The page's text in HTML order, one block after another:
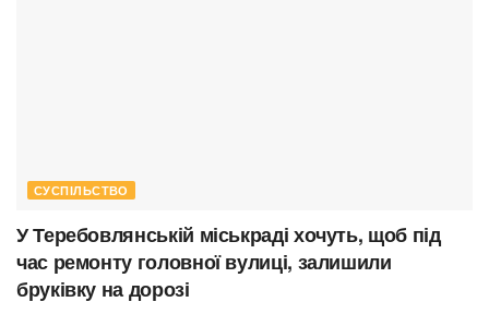
СУСПІЛЬСТВО
У Теребовлянській міськраді хочуть, щоб під
час ремонту головної вулиці, залишили
бруківку на дорозі